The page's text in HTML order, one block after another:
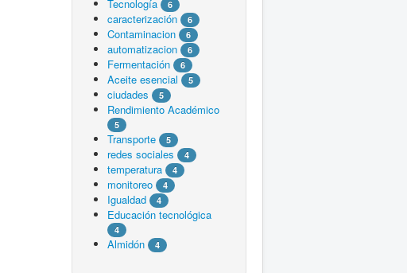
Tecnología 6
caracterización 6
Contaminacion 6
automatizacion 6
Fermentación 6
Aceite esencial 5
ciudades 5
Rendimiento Académico
5
Transporte 5
redes sociales 4
temperatura 4
monitoreo 4
Igualdad 4
Educación tecnológica
4
Almidón 4